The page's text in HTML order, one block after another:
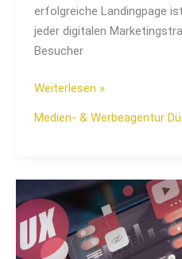
erfolgreiche Landingpage
jeder digitalen
Besucher
Weiterlesen »
Medien- & Werbeagentur
Bedeutung
von
hochwertigen